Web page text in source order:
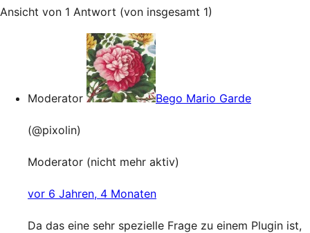
Ansicht von 1 Antwort (von insgesamt 1)
Moderator Bego Mario Garde
(@pixolin)
Moderator (nicht mehr aktiv)
vor 6 Jahren, 4 Monaten
Da das eine sehr spezielle Frage zu einem Plugin ist,